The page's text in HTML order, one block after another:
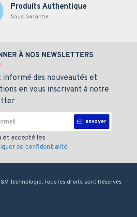
Produits Authentique
Sous Garantie
À NOS NEWSLETTERS
informé des nouveautés et
en vous inscrivant à notre
envoyer
et accepté les
de confidentialité
technologie, Tous les droits sont Réservés